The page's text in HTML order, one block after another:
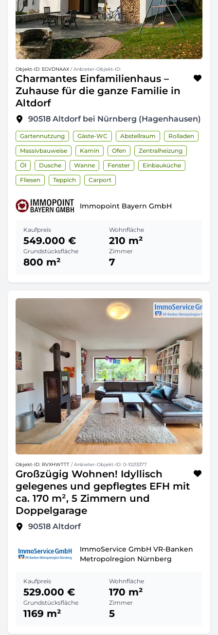
Objekt-ID: EGVDNAAX / Anbieter-Objekt-ID:
Charmantes Einfamilienhaus –
Zuhause für die ganze Familie in
Altdorf
90518 Altdorf bei Nürnberg (Hagenhausen)
Gartennutzung Gäste-WC Abstellraum
Rolladen
Massivbauweise
Kamin Ofen
Zentralheizung
Öl
Dusche Wanne Fenster
Einbauküche
Fliesen
Teppich Carport
Immopoint Bayern GmbH
Kaufpreis
549.000 €
Wohnfläche
210 m²
Grundstücksfläche
800 m²
Zimmer
7
Objekt-ID: RVXHWTTT / Anbieter-Objekt-ID: 0-10213377
Großzügig Wohnen! Idyllisch
gelegenes und gepflegtes EFH mit
ca. 170 m², 5 Zimmern und
Doppelgarage
90518 Altdorf
ImmoService GmbH VR-Banken
Metropolregion Nürnberg
Kaufpreis
529.000 €
Wohnfläche
170 m²
Grundstücksfläche
1169 m²
Zimmer
5